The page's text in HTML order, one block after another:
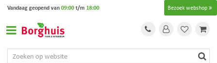
Bezoek webshop
Vandaag geopend van09:00t/m 18:00